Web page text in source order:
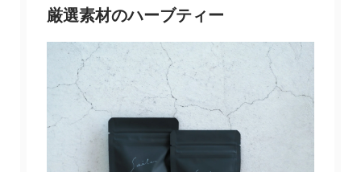
厳選素材のハーブティー